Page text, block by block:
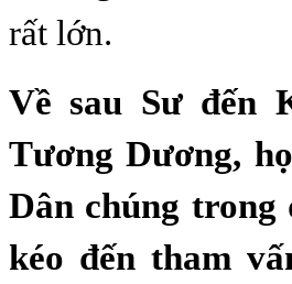
rất lớn.
Về sau Sư đến
Tương Dương,
Dân chúng
kéo đến tham